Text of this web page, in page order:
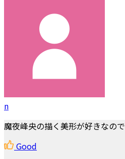
n
魔夜峰央の描く美形が好きなので
Good